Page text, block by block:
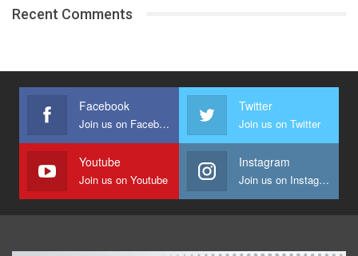
Recent Comments
Facebook
Join us on Facebook
Twitter
Join us on Twitter
Youtube
Join us on Youtube
Instagram
Join us on Instagram